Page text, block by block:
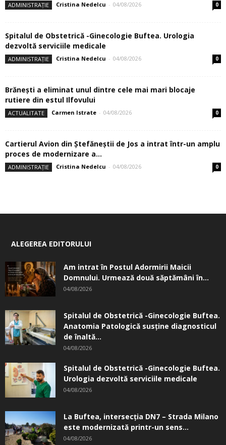
ADMINISTRAȚIE Cristina Nedelcu - 04/08/2026 0
Spitalul de Obstetrică -Ginecologie Buftea. Urologia
dezvoltă serviciile medicale
ADMINISTRAȚIE Cristina Nedelcu - 04/08/2026 0
Brănești a eliminat unul dintre cele mai mari blocaje
rutiere din estul Ilfovului
ACTUALITATE Carmen Istrate - 04/08/2026 0
Cartierul Avion din Ştefăneştii de Jos a intrat într-un amplu
proces de modernizare a...
ADMINISTRAȚIE Cristina Nedelcu - 04/08/2026 0
ALEGEREA EDITORULUI
Am intrat în Postul Adormirii Maicii
Domnului. Urmează două săptămâni în...
04/08/2026
Spitalul de Obstetrică -Ginecologie Buftea.
Anatomia Patologică susţine diagnosticul
de înaltă...
04/08/2026
Spitalul de Obstetrică -Ginecologie Buftea.
Urologia dezvoltă serviciile medicale
04/08/2026
La Buftea, intersecţia DN7 – Strada Milano
este modernizată printr-un sens...
04/08/2026